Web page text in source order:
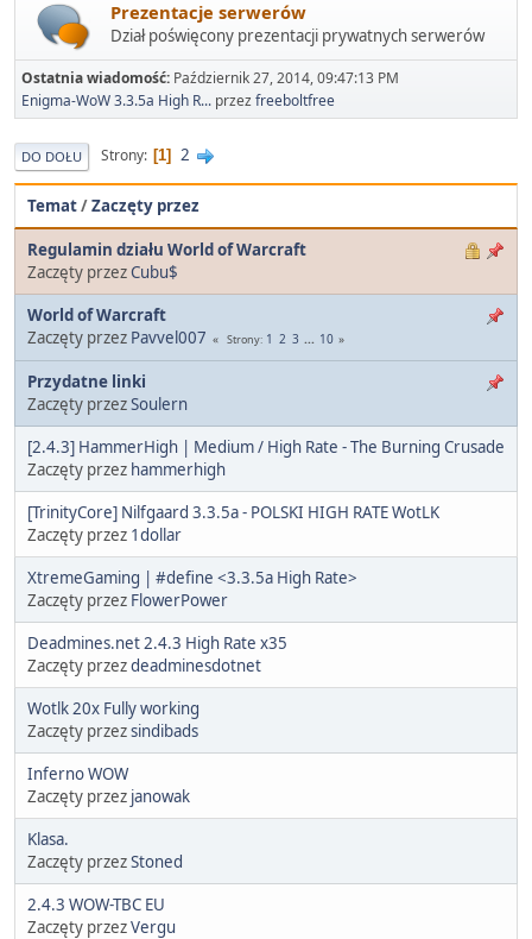
Prezentacje serwerów
Dział poświęcony prezentacji prywatnych serwerów
Ostatnia wiadomość: Październik 27, 2014, 09:47:13 PM
Enigma-WoW 3.3.5a High R... przezfreeboltfree
DO DOŁU Strony 1 2
Temat/Zaczęty przez
Regulamin działu World of Warcraft
Zaczęty przezCubu$
World of Warcraft
Zaczęty przez Pavvel007 Strony 1 2 3 ... 10
Przydatne linki
Zaczęty przezSoulern
[2.4.3] HammerHigh | Medium / High Rate - The Burning Crusade
Zaczęty przez hammerhigh
[TrinityCore] Nilfgaard 3.3.5a - POLSKI HIGH RATE WotLK
Zaczęty przez 1dollar
XtremeGaming | #define <3.3.5a High Rate>
Zaczęty przez FlowerPower
Deadmines.net 2.4.3 High Rate x35
Zaczęty przezdeadminesdotnet
Wotlk 20x Fully working
Zaczęty przezsindibads
Inferno WOW
Zaczęty przez janowak
Klasa.
Zaczęty przezStoned
2.4.3 WOW-TBC EU
Zaczęty przezVergu